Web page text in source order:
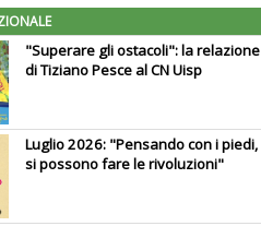
"Superare gli ostacoli": la relazione
di Tiziano Pesce al CN Uisp
Luglio 2026: "Pensando con i piedi,
si possono fare le rivoluzioni"